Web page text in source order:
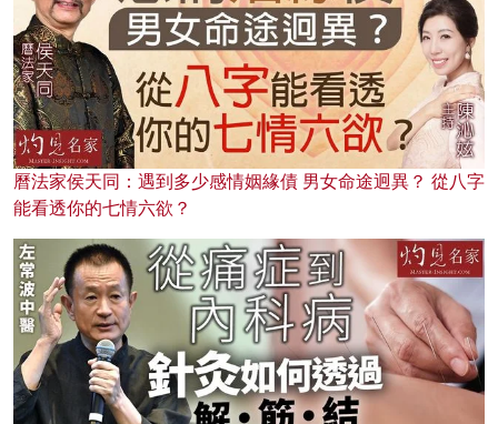
曆法家侯天同：遇到多少感情姻緣債 男女命途迥異？ 從八字
能看透你的七情六欲？